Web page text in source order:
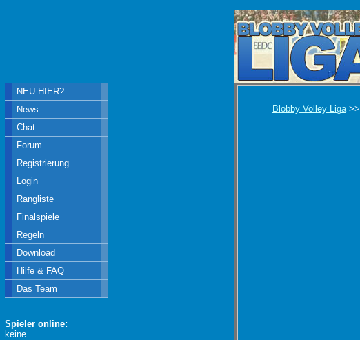
Blobby Volley Liga>>
NEU HIER?
News
Chat
Forum
Registrierung
Login
Rangliste
Finalspiele
Regeln
Download
Hilfe & FAQ
Das Team
Spieler online:
keine